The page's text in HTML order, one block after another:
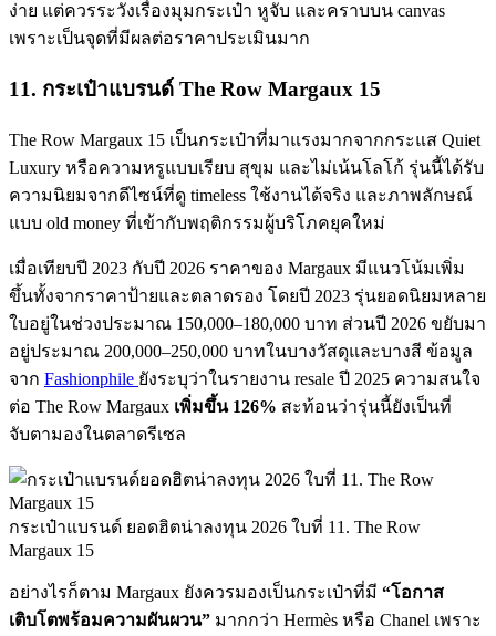
ง่าย แต่ควรระวังเรื่องมุมกระเป๋า หูจับ และคราบบน canvas
เพราะเป็นจุดที่มีผลต่อราคาประเมินมาก
11. กระเป๋าแบรนด์ The Row Margaux 15
The Row Margaux 15 เป็นกระเป๋าที่มาแรงมากจากกระแส Quiet
Luxury หรือความหรูแบบเรียบ สุขุม และไม่เน้นโลโก้ รุ่นนี้ได้รับ
ความนิยมจากดีไซน์ที่ดู timeless ใช้งานได้จริง และภาพลักษณ์
แบบ old money ที่เข้ากับพฤติกรรมผู้บริโภคยุคใหม่
เมื่อเทียบปี 2023 กับปี 2026 ราคาของ Margaux มีแนวโน้มเพิ่ม
ขึ้นทั้งจากราคาป้ายและตลาดรอง โดยปี 2023 รุ่นยอดนิยมหลาย
ใบอยู่ในช่วงประมาณ 150,000–180,000 บาท ส่วนปี 2026 ขยับมา
อยู่ประมาณ 200,000–250,000 บาทในบางวัสดุและบางสี ข้อมูล
จาก Fashionphile ยังระบุว่าในรายงาน resale ปี 2025 ความสนใจ
ต่อ The Row Margaux เพิ่มขึ้น 126% สะท้อนว่ารุ่นนี้ยังเป็นที่
จับตามองในตลาดรีเซล
กระเป๋าแบรนด์ ยอดฮิตน่าลงทุน 2026 ใบที่ 11. The Row
Margaux 15
อย่างไรก็ตาม Margaux ยังควรมองเป็นกระเป๋าที่มี “โอกาส
เติบโตพร้อมความผันผวน” มากกว่า Hermès หรือ Chanel เพราะ